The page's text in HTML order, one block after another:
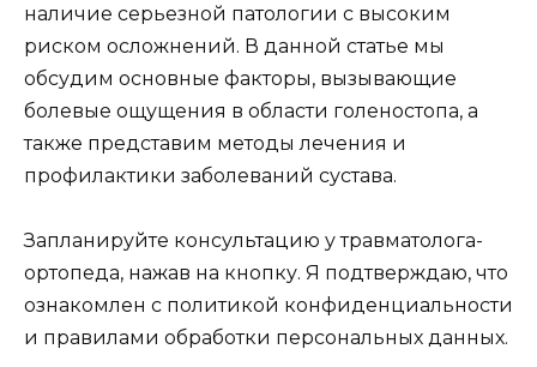
наличие серьезной патологии с высоким
риском осложнений. В данной статье мы
обсудим основные факторы, вызывающие
болевые ощущения в области голеностопа, а
также представим методы лечения и
профилактики заболеваний сустава.
Запланируйте консультацию у травматолога-
ортопеда, нажав на кнопку. Я подтверждаю, что
ознакомлен с политикой конфиденциальности
и правилами обработки персональных данных.